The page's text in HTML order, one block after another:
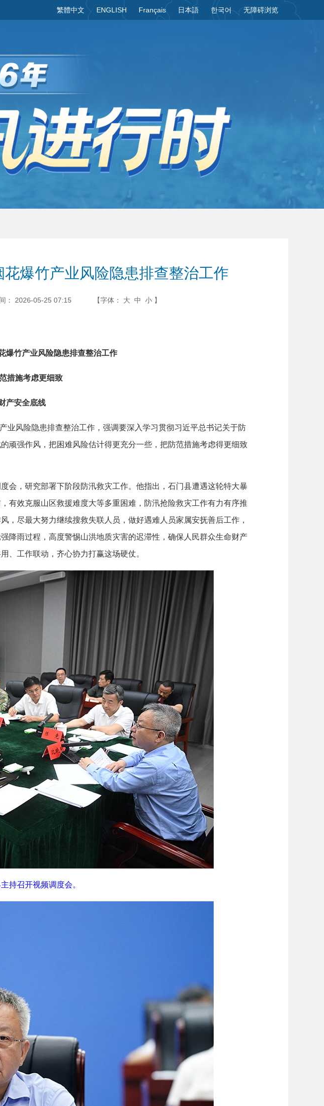
繁體中文 ENGLISH Français 日本語 한국어 无障碍浏览
爆竹产业风险隐患排查整治工作
： 2026-05-25 07:15 【字体： 大 中 小 】
爆竹产业风险隐患排查整治工作
措施考虑更细致
产安全底线
风险隐患排查整治工作，强调要深入学习贯彻习近平总书记关于防
顽强作风，把困难风险估计得更充分一些，把防范措施考虑得更细致
，研究部署下阶段防汛救灾工作。他指出，石门县遭遇这轮特大暴
有效克服山区救援难度大等多重困难，防汛抢险救灾工作有力有序推
尽最大努力继续搜救失联人员，做好遇难人员家属安抚善后工作，
降雨过程，高度警惕山洪地质灾害的迟滞性，确保人民群众生命财产
、工作联动，齐心协力打赢这场硬仗。
持召开视频调度会。